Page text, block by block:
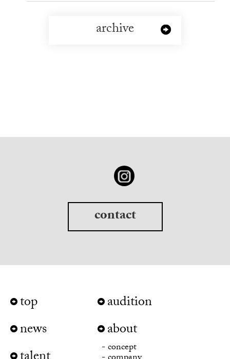
archive
contact
top
news
audition
about
concept